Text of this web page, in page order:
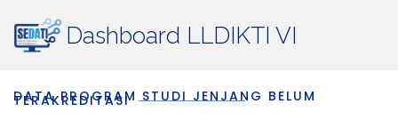
Dashboard LLDIKTI VI
DATA PROGRAM STUDI JENJANG BELUM
TERAKREDITASI